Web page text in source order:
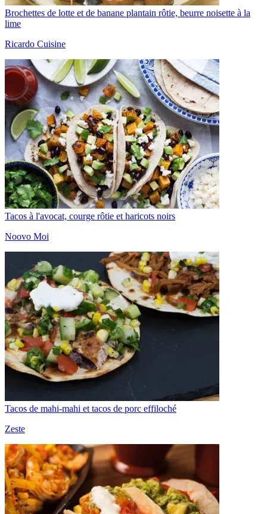
Brochettes de lotte et de banane plantain rôtie, beurre noisette à la
lime
Ricardo Cuisine
Tacos à l'avocat, courge rôtie et haricots noirs
Noovo Moi
Tacos de mahi-mahi et tacos de porc effiloché
Zeste